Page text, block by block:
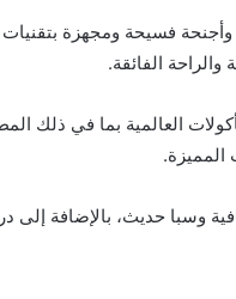
فسيحة ومجهزة
والراحة الفائقة.
العالمية بما في ذلك
المميزة.
حديث، بالإضافة إلى